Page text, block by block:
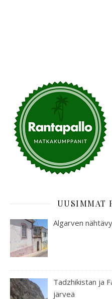
UUSIMMAT
Algarven
Tadzhikistan ja
järveä